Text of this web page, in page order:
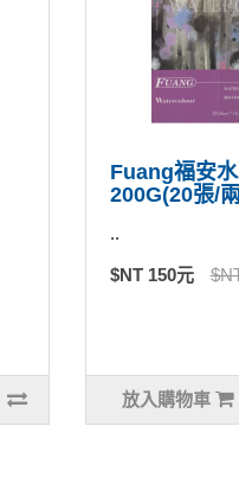
Fuang福安
200G(20張/
..
$NT 150元
放入購物車